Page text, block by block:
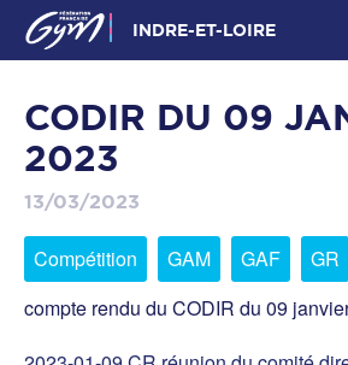
INDRE-ET-LOIRE
CODIR DU 09
2023
13/03/2023
Compétition GAM GAF
GR
compte rendu du CODIR du 09